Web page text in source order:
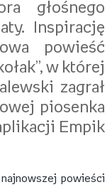
głośnego
Inspirację
powieść
w której
zagrał
piosenka
Empik
najnowszej powieści